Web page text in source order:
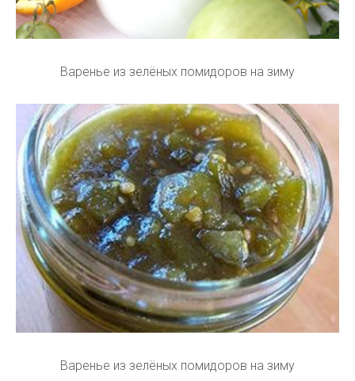
Варенье из зелёных помидоров на зиму
Варенье из зелёных помидоров на зиму